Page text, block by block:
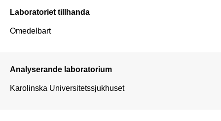
Laboratoriet tillhanda
Omedelbart
Analyserande laboratorium
Karolinska Universitetssjukhuset